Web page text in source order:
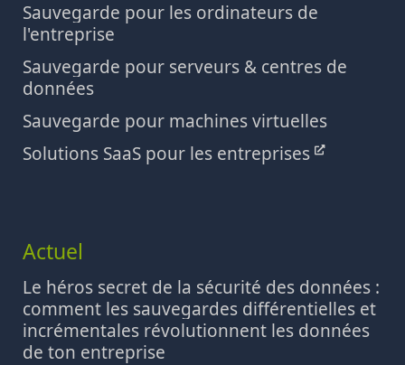
Sauvegarde pour les ordinateurs de
l'entreprise
Sauvegarde pour serveurs & centres de
données
Sauvegarde pour machines virtuelles
Solutions SaaS pour les entreprises
Actuel
Le héros secret de la sécurité des données :
comment les sauvegardes différentielles et
incrémentales révolutionnent les données
de ton entreprise